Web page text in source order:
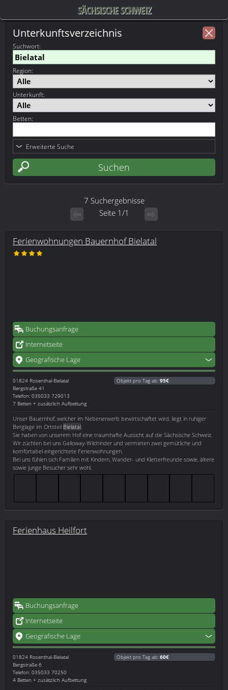
SÄCHSISCHE SCHWEIZ
Unterkunftsverzeichnis
Suchwort:
Region:
Unterkunft:
Betten:
Erweiterte Suche
7 Suchergebnisse
Seite 1/1
Ferienwohnungen Bauernhof Bielatal
Buchungsanfrage
Internetseite
Geografische Lage
01824 Rosenthal-Bielatal
Bergstraße 41
Telefon: 035033 729013
7 Betten + zusätzlich Aufbettung
Objekt pro Tag ab: 95€
Unser Bauernhof, welcher im Nebenerwerb bewirtschaftet wird, liegt in ruhiger
Berglage im Ortsteil Bielatal
Sie haben von unserem Hof eine traumhafte Aussicht auf die Sächsische Schweiz.
Wir züchten bei uns Galloway-Wildrinder und vermieten zwei gemütliche und
komfortabel eingerichtete Ferienwohnungen.
Bei uns fühlen sich Familien mit Kindern, Wander- und Kletterfreunde sowie, ältere
sowie junge Besucher sehr wohl.
Ferienhaus Heilfort
Buchungsanfrage
Internetseite
Geografische Lage
01824 Rosenthal-Bielatal
Bergstraße 6
Telefon: 035033 70250
4 Betten + zusätzlich Aufbettung
Objekt pro Tag ab: 60€